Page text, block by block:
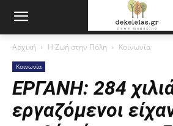
Αρχική Η Ζωή στην Πόλη Κοινωνία
Κοινωνία
ΕΡΓΑΝΗ: 284
εργαζόμενοι